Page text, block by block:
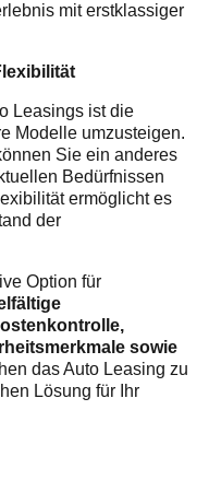
mit erstklassiger
Leasings ist die
Modelle umzusteigen.
Sie ein anderes
Bedürfnissen
ermöglicht es
der
Option für
sowie
das Auto Leasing zu
Lösung für Ihr